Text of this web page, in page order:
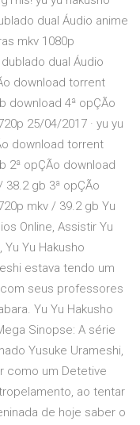
dual Áudio anime
mkv 1080p
dual Áudio
download torrent
download 4ª opÇÃo
25/04/2017 · yu yu
download torrent
2ª opÇÃo download
gb 3ª opÇÃo
mkv / 39.2 gb Yu
Online, Assistir Yu
Yu Hakusho
estava tendo um
seus professores
Yu Yu Hakusho
Sinopse: A série
Yusuke Urameshi,
como um Detetive
ao tentar
de hoje saber o